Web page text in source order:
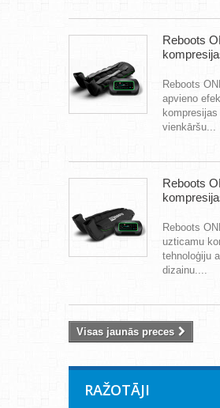
Reboots
Reboots
apvieno
vienkāršu...
Reboots
Reboots
uzticamu
tehnoloģiju
dizainu....
Visas jaunās preces
RAŽOTĀJI